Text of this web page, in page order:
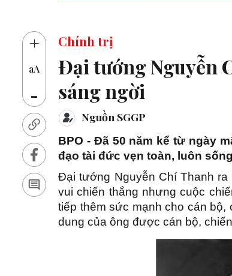
+
aA
-
Chính trị
Đại tướng Nguyễn
sáng ngời
Nguồn SGGP
BPO - Đã 50 năm kể từ ngày
đạo tài đức vẹn toàn, luôn
Đại tướng Nguyễn Chí Thanh
vui chiến thắng nhưng cuộc
tiếp thêm sức mạnh cho cán
dung của ông được cán bộ,